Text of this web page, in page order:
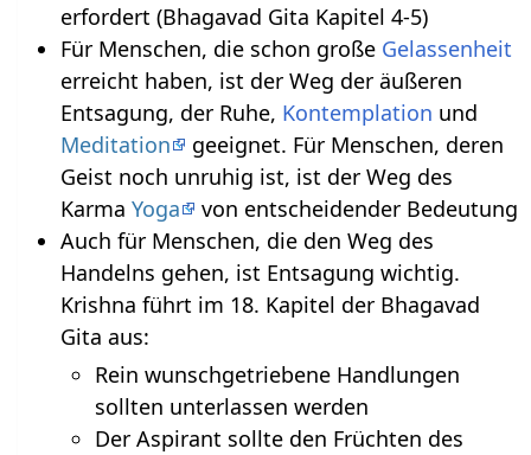
erfordert (Bhagavad Gita Kapitel 4-5)
Für Menschen, die schon große Gelassenheit
erreicht haben, ist der Weg der äußeren
Entsagung, der Ruhe, Kontemplation und
Meditation
geeignet. Für Menschen, deren
Geist noch unruhig ist, ist der Weg des
Karma Yoga
von entscheidender Bedeutung
Auch für Menschen, die den Weg des
Handelns gehen, ist Entsagung wichtig.
Krishna führt im 18. Kapitel der Bhagavad
Gita aus:
Rein wunschgetriebene Handlungen
sollten unterlassen werden
Der Aspirant sollte den Früchten des